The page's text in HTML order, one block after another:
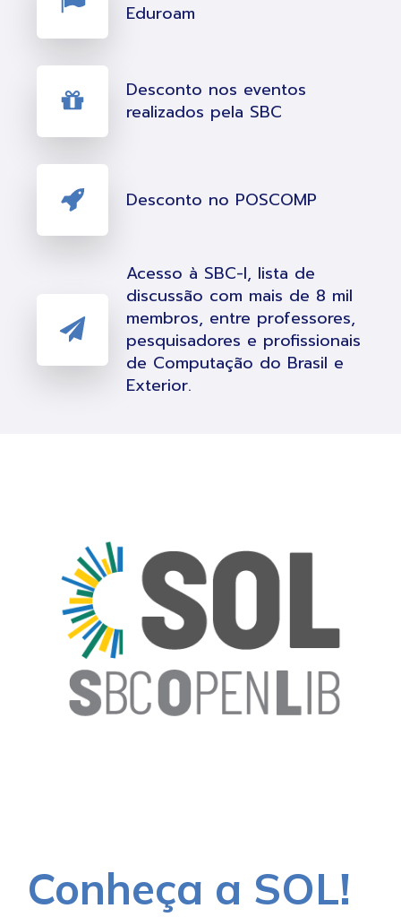
Eduroam
Desconto nos eventos
realizados pela SBC
Desconto no POSCOMP
Acesso à SBC-l, lista de
discussão com mais de 8 mil
membros, entre professores,
pesquisadores e profissionais
de Computação do Brasil e
Exterior.
Conheça a SOL!